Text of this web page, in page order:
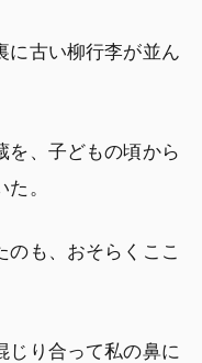
に古い柳行李が並ん
を、子どもの頃から
。
のも、おそらくここ
じり合って私の鼻に